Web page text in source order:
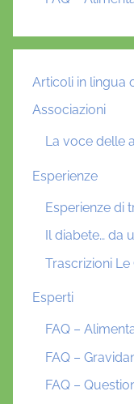
Articoli in lingua
Associazioni
La voce delle
Esperienze
Esperienze di
Il diabete… da
Trascrizioni Le
Esperti
FAQ –
FAQ –
FAQ –